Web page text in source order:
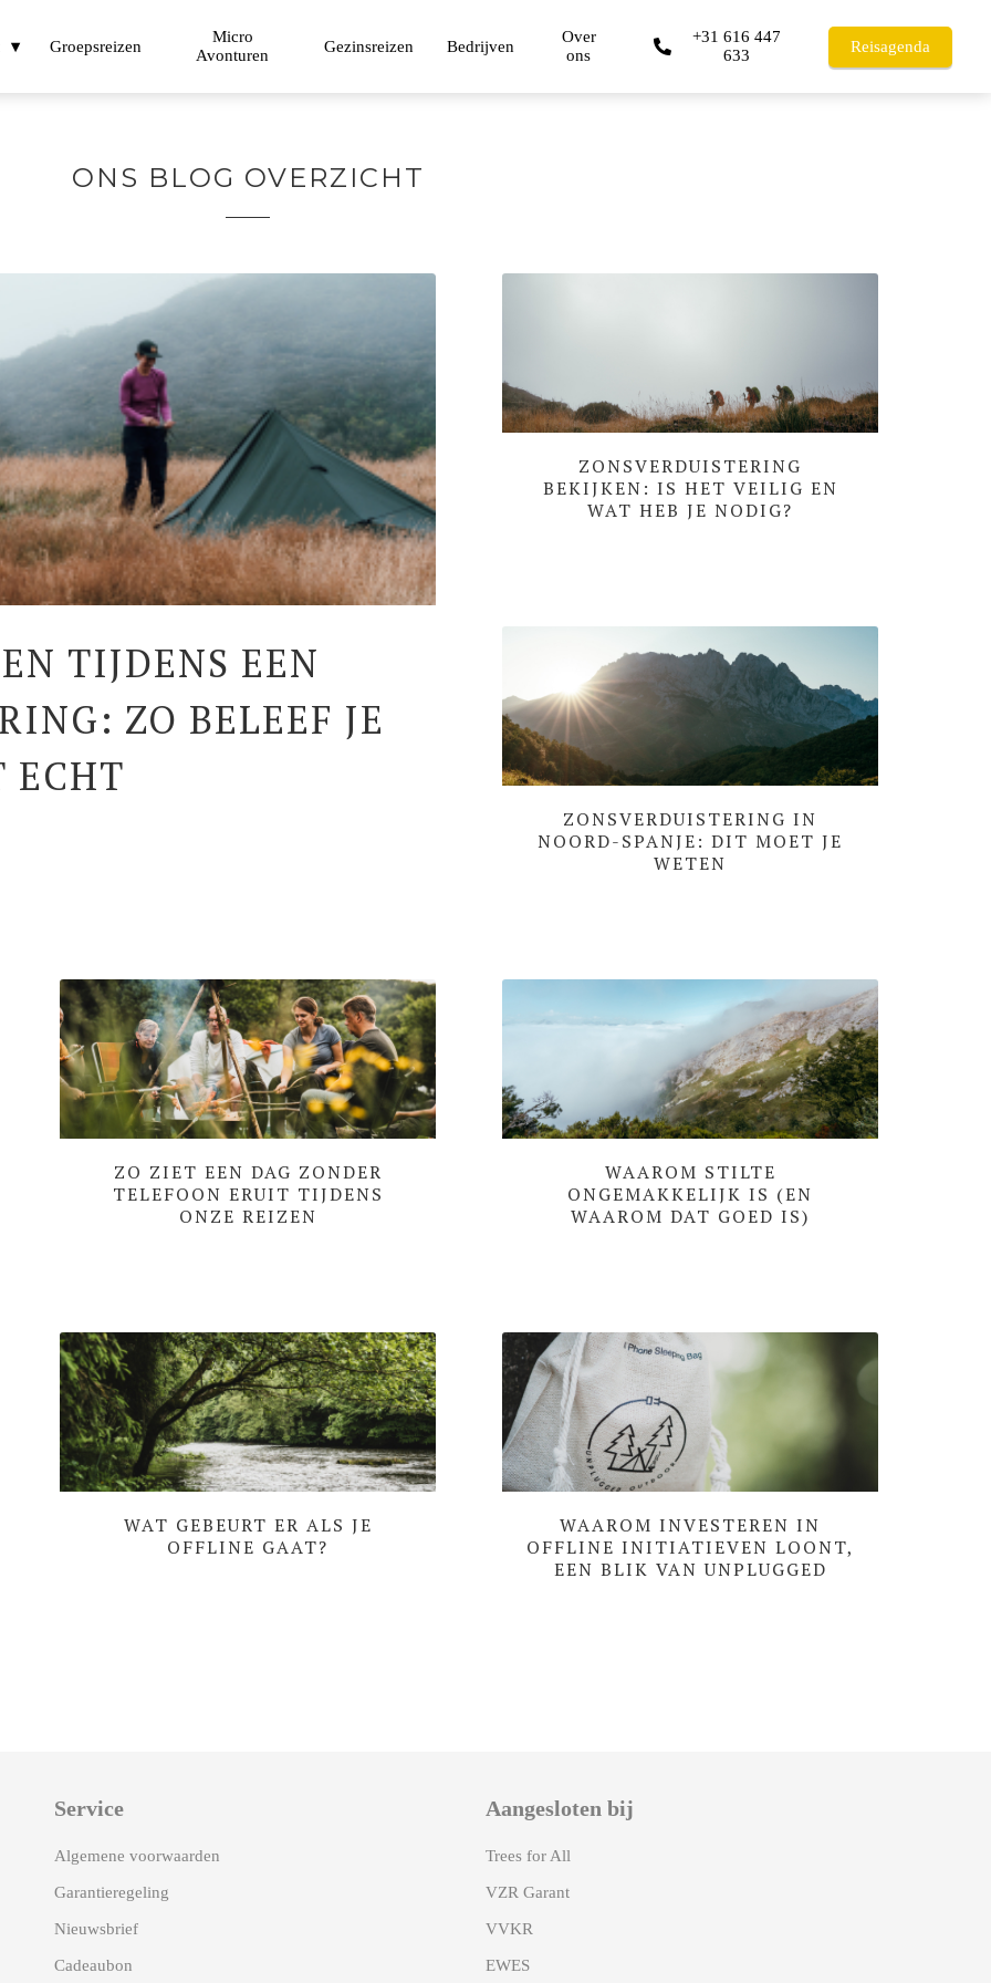
Groepsreizen
Micro
Avonturen
Gezinsreizen Bedrijven
Over
ons
+31 616 447
633
Reisagenda
ONS BLOG OVERZICHT
TIJDENS EEN
ZO BELEEF JE
ECHT
ZONSVERDUISTERING
BEKIJKEN: IS HET VEILIG EN
WAT HEB JE NODIG?
ZONSVERDUISTERING IN
NOORD-SPANJE: DIT MOET JE
WETEN
ZO ZIET EEN DAG ZONDER
TELEFOON ERUIT TIJDENS
ONZE REIZEN
WAAROM STILTE
ONGEMAKKELIJK IS (EN
WAAROM DAT GOED IS)
WAT GEBEURT ER ALS JE
OFFLINE GAAT?
WAAROM INVESTEREN IN
OFFLINE INITIATIEVEN LOONT,
EEN BLIK VAN UNPLUGGED
Service
Algemene voorwaarden
Garantieregeling
Nieuwsbrief
Cadeaubon
Aangesloten bij
Trees for All
VZR Garant
VVKR
EWES